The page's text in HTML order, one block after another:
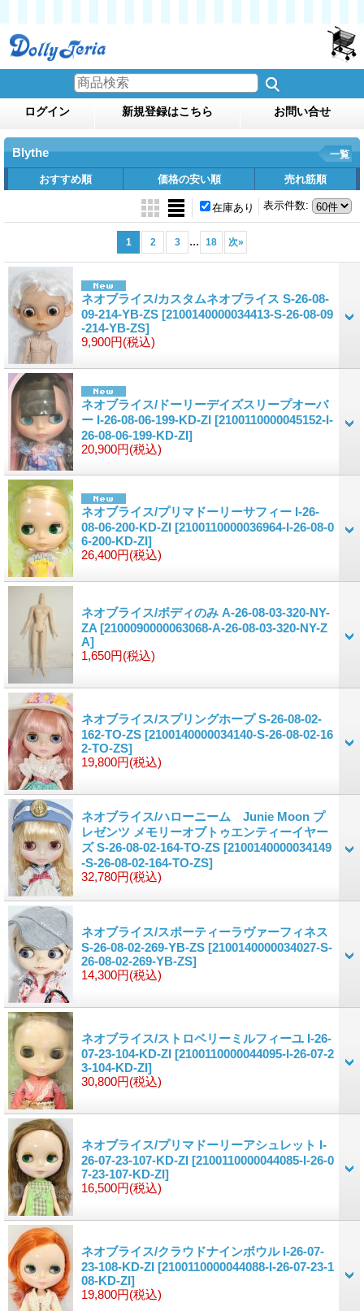
ログイン 新規登録はこちら お問い合せ
Blythe 一覧
おすすめ順 価格の安い順 売れ筋順
表示件数:
在庫あり
1 2 3 ... 18 次»
ネオブライス/カスタムネオブライス S-26-08-
09-214-YB-ZS [2100140000034413-S-26-08-09
-214-YB-ZS]
9,900円(税込)
ネオブライス/ドーリーデイズスリープオーバ
ー I-26-08-06-199-KD-ZI [2100110000045152-I-
26-08-06-199-KD-ZI]
20,900円(税込)
ネオブライス/プリマドーリーサフィー I-26-
08-06-200-KD-ZI [2100110000036964-I-26-08-0
6-200-KD-ZI]
26,400円(税込)
ネオブライス/ボディのみ A-26-08-03-320-NY-
ZA [2100090000063068-A-26-08-03-320-NY-Z
A]
1,650円(税込)
ネオブライス/スプリングホープ S-26-08-02-
162-TO-ZS [2100140000034140-S-26-08-02-16
2-TO-ZS]
19,800円(税込)
ネオブライス/ハローニーム Junie Moon プ
レゼンツ メモリーオブトゥエンティーイヤー
ズ S-26-08-02-164-TO-ZS [2100140000034149
-S-26-08-02-164-TO-ZS]
32,780円(税込)
ネオブライス/スポーティーラヴァーフィネス
S-26-08-02-269-YB-ZS [2100140000034027-S-
26-08-02-269-YB-ZS]
14,300円(税込)
ネオブライス/ストロベリーミルフィーユ I-26-
07-23-104-KD-ZI [2100110000044095-I-26-07-2
3-104-KD-ZI]
30,800円(税込)
ネオブライス/プリマドーリーアシュレット I-
26-07-23-107-KD-ZI [2100110000044085-I-26-0
7-23-107-KD-ZI]
16,500円(税込)
ネオブライス/クラウドナインボウル I-26-07-
23-108-KD-ZI [2100110000044088-I-26-07-23-1
08-KD-ZI]
19,800円(税込)